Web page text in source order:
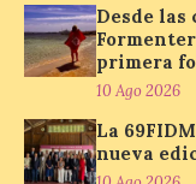
por 125 piezas
esenciales del
Hierro, vacío y
marcan esta
Desde
primera
10 Ago 2026
La
nueva